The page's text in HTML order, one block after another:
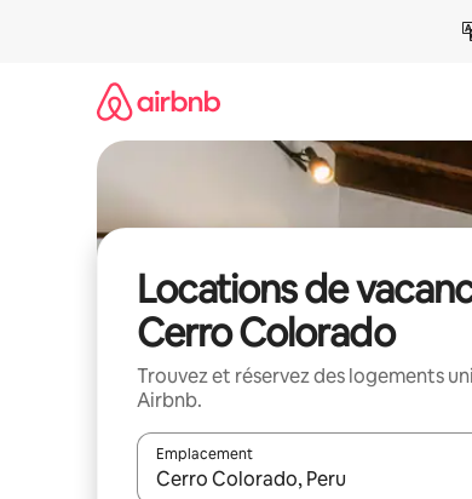
Locations de
Cerro Colorado
Trouvez et réservez des logements
Airbnb.
Emplacement
Quand les résultats sont affichés,